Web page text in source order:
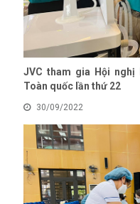
JVC tham gia Hội
Toàn quốc lần thứ 22
30/09/2022